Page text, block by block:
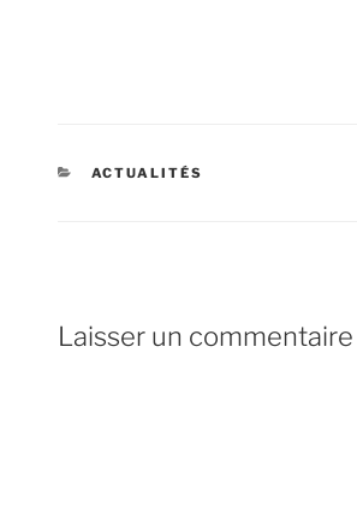
CATÉGORIES
ACTUALITÉS
Laisser un commentaire